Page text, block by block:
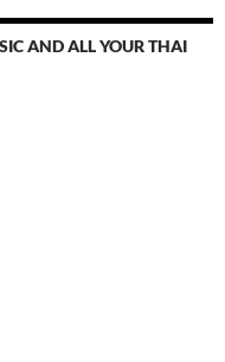
AND ALL YOUR THAI